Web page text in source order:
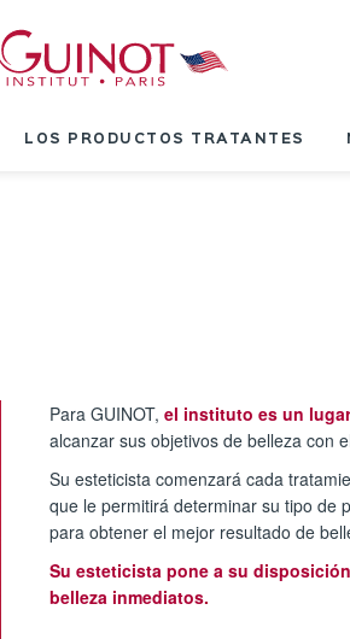
LOS PRODUCTOS TRATANTES
Para GUINOT, el instituto es un
alcanzar sus objetivos de belleza con
Su esteticista comenzará cada
que le permitirá determinar su tipo de
para obtener el mejor resultado de
Su esteticista pone a su
belleza inmediatos.